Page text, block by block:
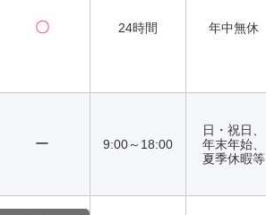
〇 24時間 年中無休
ー 9:00～18:00
日・祝日、
年末年始、
夏季休暇等